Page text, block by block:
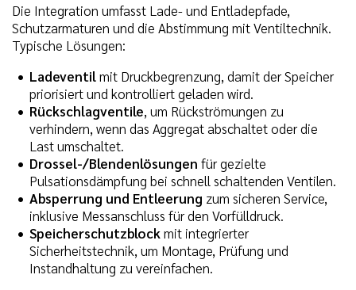
Die Integration umfasst Lade- und Entladepfade,
Schutzarmaturen und die Abstimmung mit Ventiltechnik.
Typische Lösungen:
Ladeventilmit Druckbegrenzung, damit der Speicher
priorisiert und kontrolliert geladen wird.
Rückschlagventile, um Rückströmungen zu
verhindern, wenn das Aggregat abschaltet oder die
Last umschaltet.
Drossel-/Blendenlösungen für gezielte
Pulsationsdämpfung bei schnell schaltenden Ventilen.
Absperrung und Entleerung zum sicheren Service,
inklusive Messanschluss für den Vorfülldruck.
Speicherschutzblockmit integrierter
Sicherheitstechnik, um Montage, Prüfung und
Instandhaltung zu vereinfachen.